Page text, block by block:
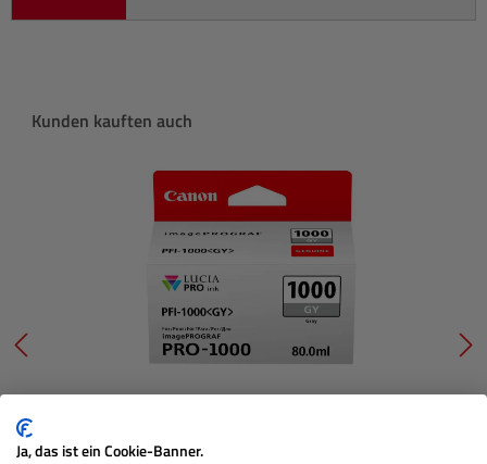
Produktgalerie überspringen
Kunden kauften auch
Ja, das ist ein Cookie-Banner.